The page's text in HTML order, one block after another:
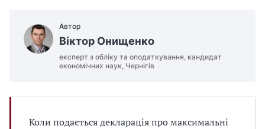
Автор
Віктор Онищенко
експерт з обліку та оподаткування, кандидат
економічних наук, Чернігів
Коли подається декларація про максимальні